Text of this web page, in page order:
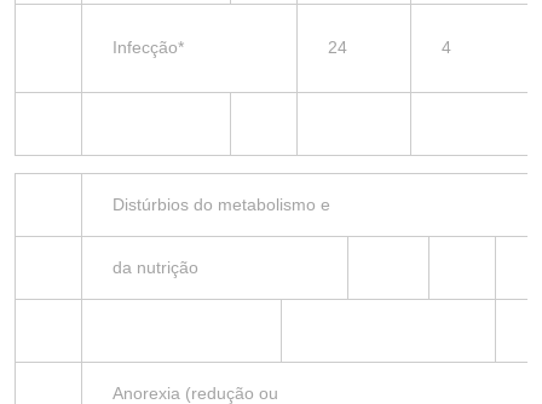
Infecção* 24 4
Distúrbios do metabolismo e
da nutrição
Anorexia (redução ou